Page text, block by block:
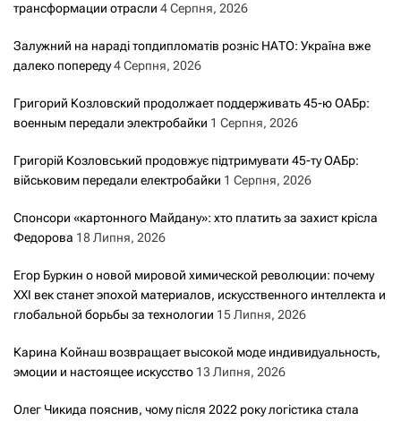
трансформации отрасли 4 Серпня, 2026
Залужний на нараді топдипломатів розніс НАТО: Україна вже
далеко попереду4 Серпня, 2026
Григорий Козловский продолжает поддерживать 45-ю ОАБр:
военным передали электробайки 1 Серпня, 2026
Григорій Козловський продовжує підтримувати 45-ту ОАБр:
військовим передали електробайки 1 Серпня, 2026
Спонсори «картонного Майдану»: хто платить за захист крісла
Федорова 18 Липня, 2026
Егор Буркин о новой мировой химической революции: почему
XXI век станет эпохой материалов, искусственного интеллекта и
глобальной борьбы за технологии 15 Липня, 2026
Карина Койнаш возвращает высокой моде индивидуальность,
эмоции и настоящее искусство 13 Липня, 2026
Олег Чикида пояснив, чому після 2022 року логістика стала